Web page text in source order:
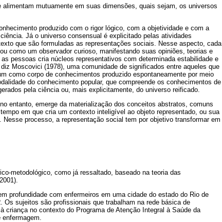
mutuamente em suas dimensões, quais sejam, os universos
produzido com o rigor lógico, com a objetividade e com a
Já o universo consensual é explicitado pelas atividades
que são formuladas as representações sociais. Nesse aspecto, cada
como um observador curioso, manifestando suas opiniões, teorias e
pessoas cria núcleos representativos com determinada estabilidade e
Moscovici (1978), uma comunidade de significados entre aqueles que
como corpo de conhecimentos produzido espontaneamente por meio
do conhecimento popular, que compreende os conhecimentos de
pela ciência ou, mais explicitamente, do universo reificado.
entanto, emerge da materialização dos conceitos abstratos, comuns
em que cria um contexto inteligível ao objeto representado, ou sua
processo, a representação social tem por objetivo transformar em
metodológico, como já ressaltado, baseado na teoria das
profundidade com enfermeiros em uma cidade do estado do Rio de
Os sujeitos são profissionais que trabalham na rede básica de
no contexto do Programa de Atenção Integral à Saúde da